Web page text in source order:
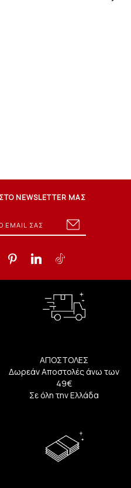
NEWSLETTER ΜΑΣ
ΑΠΟΣΤΟΛΕΣ
Δωρεάν Αποστολές άνω των
49€
Σε όλη την Ελλάδα